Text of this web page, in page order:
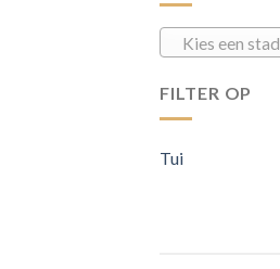
Kies een stad
FILTER OP
Tui